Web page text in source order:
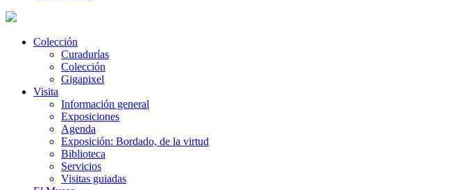
Colección
Curadurías
Colección
Gigapixel
Visita
Información general
Exposiciones
Agenda
Exposición: Bordado, de la virtud
Biblioteca
Servicios
Visitas guiadas